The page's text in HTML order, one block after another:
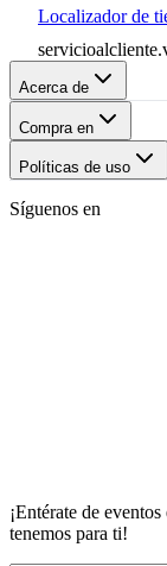
Localizador de
Acerca de
Compra en
Políticas de uso
Síguenos en
¡Entérate de
tenemos para ti!